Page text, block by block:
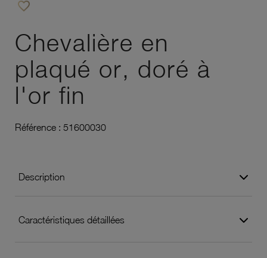
favorite_border
Chevalière en
plaqué or, doré à
l'or fin
Référence : 51600030
Description
Caractéristiques détaillées